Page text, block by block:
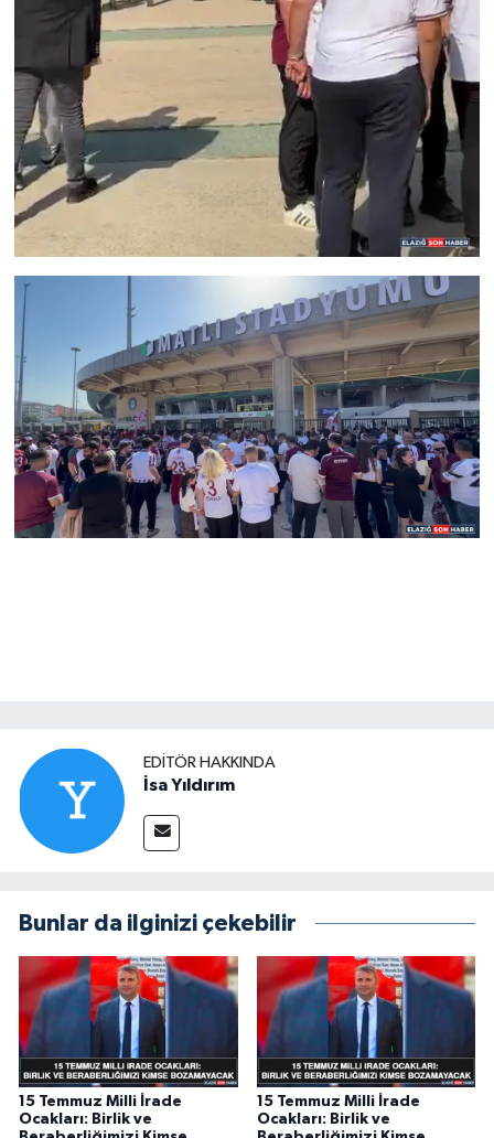
EDITÖR HAKKINDA
İsa Yıldırım
Bunlar da ilginizi çekebilir
15 Temmuz Milli İrade
Ocakları: Birlik ve
15 Temmuz Milli İrade
Ocakları: Birlik ve